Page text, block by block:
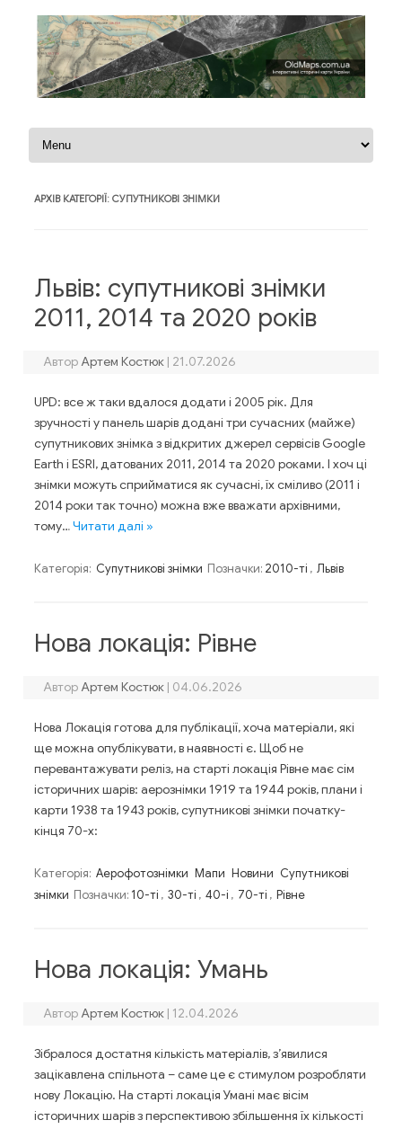
Перейти до контенту
АРХІВ КАТЕГОРІЇ: СУПУТНИКОВІ ЗНІМКИ
Львів: супутникові знімки
2011, 2014 та 2020 років
Автор Артем Костюк | 21.07.2026
UPD: все ж таки вдалося додати і 2005 рік. Для
зручності у панель шарів додані три сучасних (майже)
супутникових знімка з відкритих джерел сервісів Google
Earth і ESRI, датованих 2011, 2014 та 2020 роками. І хоч ці
знімки можуть сприйматися як сучасні, їх сміливо (2011 і
2014 роки так точно) можна вже вважати архівними,
тому…Читати далі »
Категорія: Супутникові знімки Позначки: 2010-ті , Львів
Нова локація: Рівне
Автор Артем Костюк | 04.06.2026
Нова Локація готова для публікації, хоча матеріали, які
ще можна опублікувати, в наявності є. Щоб не
перевантажувати реліз, на старті локація Рівне має сім
історичних шарів: аерознімки 1919 та 1944 років, плани і
карти 1938 та 1943 років, супутникові знімки початку-
кінця 70-х:
Категорія: Аерофотознімки Мапи Новини Супутникові
знімки Позначки: 10-ті , 30-ті , 40-і , 70-ті , Рівне
Нова локація: Умань
Автор Артем Костюк | 12.04.2026
Зібралося достатня кількість матеріалів, з’явилися
зацікавлена спільнота – саме це є стимулом розробляти
нову Локацію. На старті локація Умані має вісім
історичних шарів з перспективою збільшення їх кількості